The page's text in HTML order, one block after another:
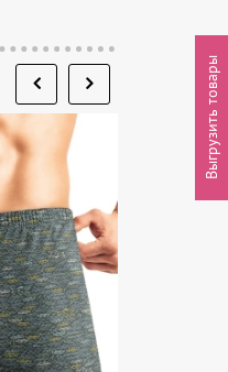
Выгрузить товары